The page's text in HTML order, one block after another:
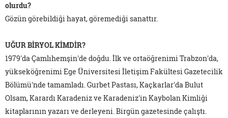
olurdu?
Gözün görebildiği hayat, göremediği sanattır.
UĞUR BİRYOL KİMDİR?
1979'da Çamlıhemşin'de doğdu. İlk ve ortaöğrenimi Trabzon'da,
yükseköğrenimi Ege Üniversitesi İletişim Fakültesi Gazetecilik
Bölümü'nde tamamladı.Gurbet Pastası, Kaçkarlar'da Bulut
Olsam, Karardı Karadeniz ve Karadeniz'in Kaybolan Kimliği
kitaplarının yazarı ve derleyeni.Birgüngazetesinde çalıştı.